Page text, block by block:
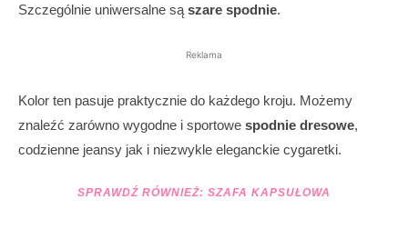
Szczególnie uniwersalne są szare spodnie.
Reklama
Kolor ten pasuje praktycznie do każdego kroju. Możemy
znaleźć zarówno wygodne i sportowe spodnie dresowe,
codzienne jeansy jak i niezwykle eleganckie cygaretki.
SPRAWDŹ RÓWNIEŻ: SZAFA KAPSUŁOWA